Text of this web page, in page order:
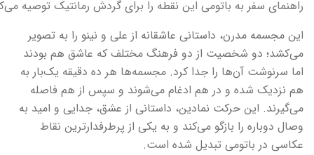
راهنمای سفر به باتومی این نقطه را برای گردش رمانتیک توصیه
این مجسمه مدرن، داستانی عاشقانه از علی و نینو را به تصویر
می‌کشد؛ دو شخصیت از دو فرهنگ مختلف که عاشق هم بودند
اما سرنوشت آن‌ها را جدا کرد. مجسمه‌ها هر ده دقیقه یک‌بار به
هم نزدیک شده و در هم ادغام می‌شوند و سپس از هم فاصله
می‌گیرند. این حرکت نمادین، داستانی از عشق، جدایی و امید به
وصال دوباره را بازگو می‌کند و به یکی از پرطرفدارترین نقاط
عکاسی در باتومی تبدیل شده است.